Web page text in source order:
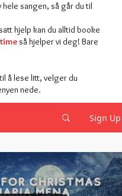
hele sangen, så går du til
hjelp kan du alltid booke
så hjelper vi deg! Bare
å lese litt, velger du
nede.
Sign Up